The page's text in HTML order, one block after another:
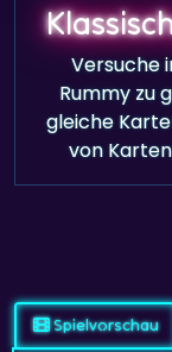
Versuche
Rummy zu
gleiche
von
Spielvorschau